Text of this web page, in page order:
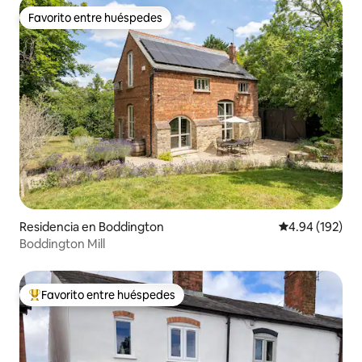
Favorito entre huéspedes
Favorito entre huéspedes
Residencia en Boddington Calificación
4.94 (192)
Boddington Mill
De los mejores en Favorito entre huéspedes
Favorito entre huéspedes